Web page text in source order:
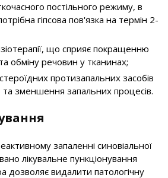
постільного режиму, в
гіпсова пов'язка на термін 2-
що сприяє покращенню
обміну речовин у тканинах;
протизапальних засобів
зменшення запальних процесів.
запаленні синовіальної
лікувальне пункціонування
дозволяє видалити патологічну